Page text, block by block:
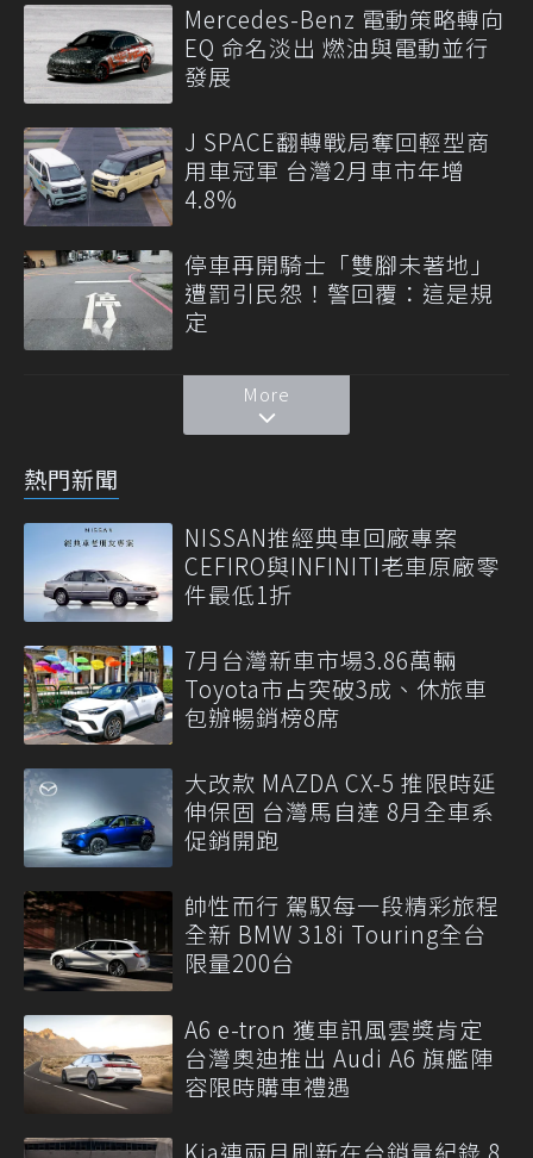
Mercedes-Benz 電動策略轉向
EQ 命名淡出 燃油與電動並行
發展
J SPACE翻轉戰局奪回輕型商
用車冠軍 台灣2月車市年增
4.8%
停車再開騎士「雙腳未著地」
遭罰引民怨！警回覆：這是規
定
More
熱門新聞
NISSAN推經典車回廠專案
CEFIRO與INFINITI老車原廠零
件最低1折
7月台灣新車市場3.86萬輛
Toyota市占突破3成、休旅車
包辦暢銷榜8席
大改款 MAZDA CX-5 推限時延
伸保固 台灣馬自達 8月全車系
促銷開跑
帥性而行 駕馭每一段精彩旅程
全新 BMW 318i Touring全台
限量200台
A6 e-tron 獲車訊風雲獎肯定
台灣奧迪推出 Audi A6 旗艦陣
容限時購車禮遇
Kia連兩月刷新在台銷量紀錄 8